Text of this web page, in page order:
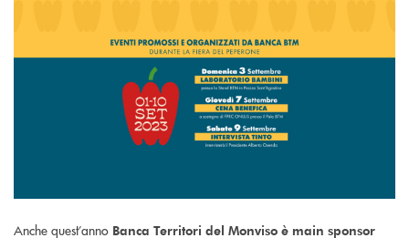
Anche quest’anno Banca Territori del Monviso è main sponsor